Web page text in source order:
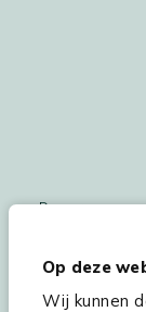
Op deze
Wij kunnen
De